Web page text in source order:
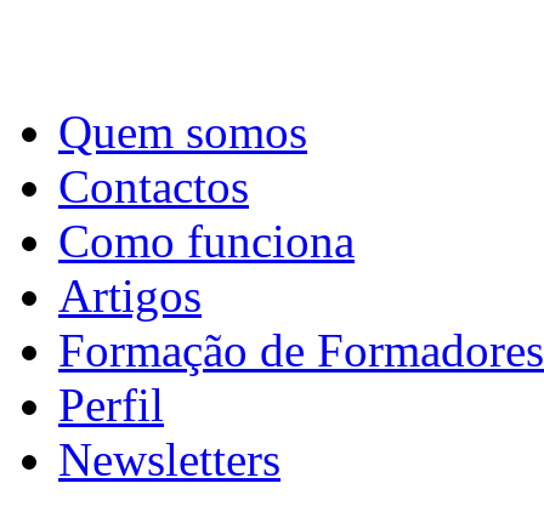
Quem somos
Contactos
Como funciona
Artigos
Formação de Formadores
Perfil
Newsletters